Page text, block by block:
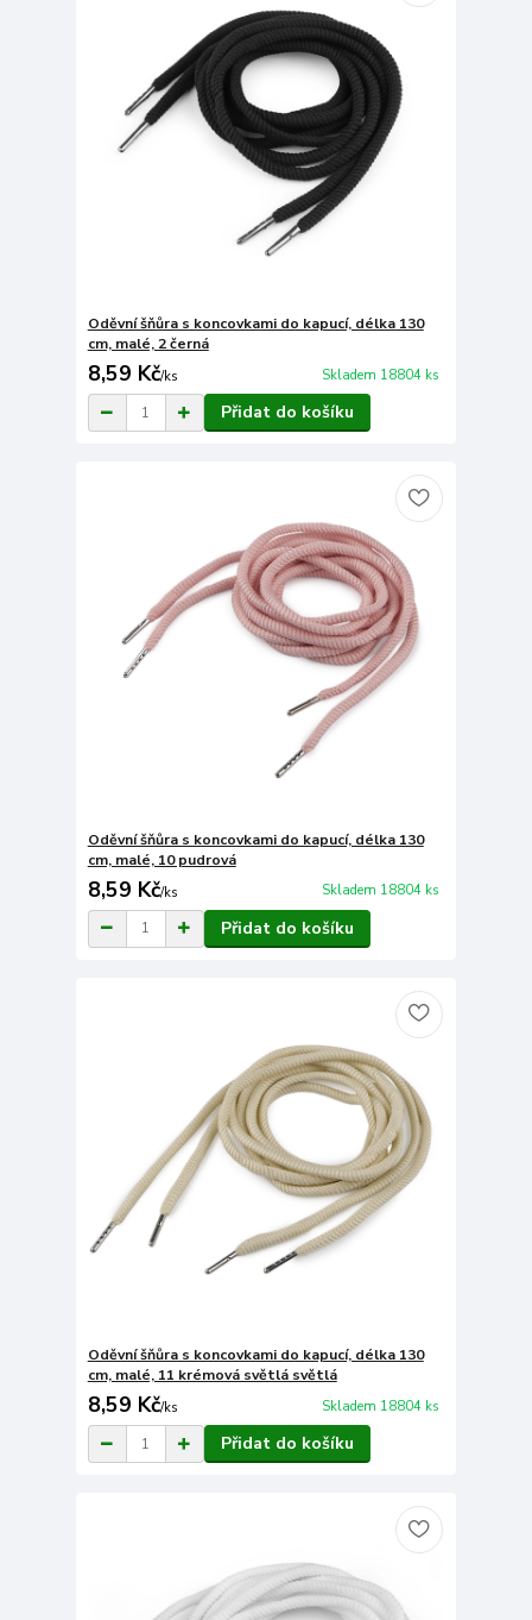
Oděvní šňůra s koncovkami do kapucí, délka 130
cm, malé, 2 černá
8,59 Kč/ks Skladem 18804 ks
Přidat do košíku
Oděvní šňůra s koncovkami do kapucí, délka 130
cm, malé, 10 pudrová
8,59 Kč/ks Skladem 18804 ks
Přidat do košíku
Oděvní šňůra s koncovkami do kapucí, délka 130
cm, malé, 11 krémová světlá světlá
8,59 Kč/ks Skladem 18804 ks
Přidat do košíku